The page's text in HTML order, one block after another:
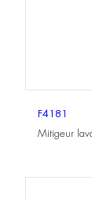
F4181
Mitigeur